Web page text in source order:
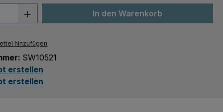
Anzahl: Gib den gewünschten Wert
In den Warenkorb
hinzufügen
SW10521
erstellen
erstellen